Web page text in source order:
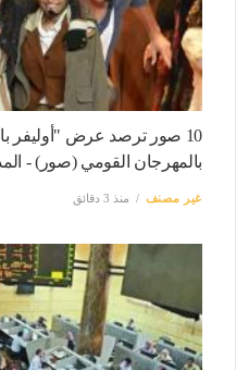
10 صور ترصد عرض
بالمهرجان القومي (صور) -
غير مصنف منذ 3 دقائق